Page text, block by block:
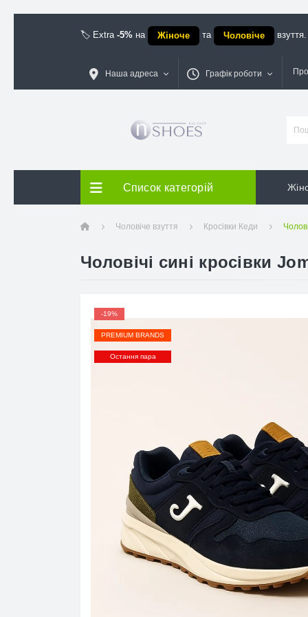
🏷️ Extra -5% на Жіноче та Чоловіче
Наша адреса Графік роботи
Список категорій
Чоловіче взуття Кросівки Кеди
Чоловічі сині кросівки
-19%
PREMIUM BRANDS
Остання пара